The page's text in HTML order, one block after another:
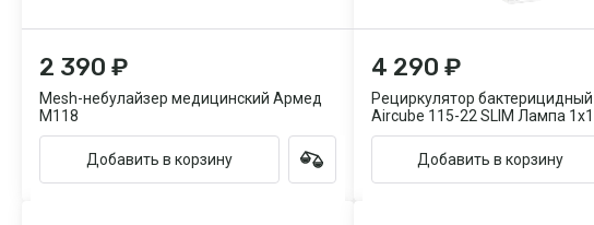
2 390 ₽
Mesh-небулайзер медицинский Армед
M118
Добавить в корзину
4 290 ₽
Рециркулятор
Aircube 115-22 SLIM Лампа
Добавить в корзину